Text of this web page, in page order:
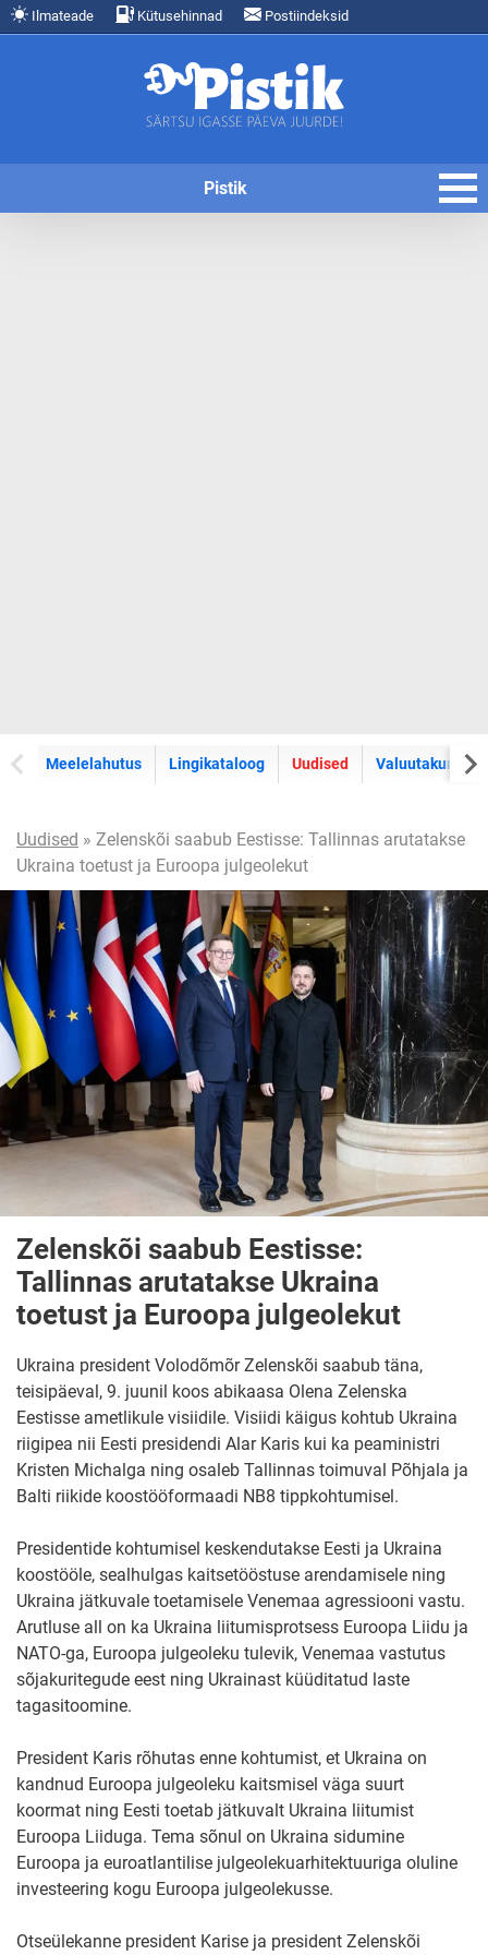
Ilmateade Kütusehinnad Postiindeksid
Pistik
Meelelahutus Lingikataloog Uudised Valuutakursid
Uudised » Zelenskõi saabub Eestisse: Tallinnas arutatakse
Ukraina toetust ja Euroopa julgeolekut
Zelenskõi saabub Eestisse:
Tallinnas arutatakse Ukraina
toetust ja Euroopa julgeolekut
Ukraina president Volodõmõr Zelenskõi saabub täna,
teisipäeval, 9. juunil koos abikaasa Olena Zelenska
Eestisse ametlikule visiidile. Visiidi käigus kohtub Ukraina
riigipea nii Eesti presidendi Alar Karis kui ka peaministri
Kristen Michalga ning osaleb Tallinnas toimuval Põhjala ja
Balti riikide koostööformaadi NB8 tippkohtumisel.
Presidentide kohtumisel keskendutakse Eesti ja Ukraina
koostööle, sealhulgas kaitsetööstuse arendamisele ning
Ukraina jätkuvale toetamisele Venemaa agressiooni vastu.
Arutluse all on ka Ukraina liitumisprotsess Euroopa Liidu ja
NATO-ga, Euroopa julgeoleku tulevik, Venemaa vastutus
sõjakuritegude eest ning Ukrainast küüditatud laste
tagasitoomine.
President Karis rõhutas enne kohtumist, et Ukraina on
kandnud Euroopa julgeoleku kaitsmisel väga suurt
koormat ning Eesti toetab jätkuvalt Ukraina liitumist
Euroopa Liiduga. Tema sõnul on Ukraina sidumine
Euroopa ja euroatlantilise julgeolekuarhitektuuriga oluline
investeering kogu Euroopa julgeolekusse.
Otseülekanne president Karise ja president Zelenskõi